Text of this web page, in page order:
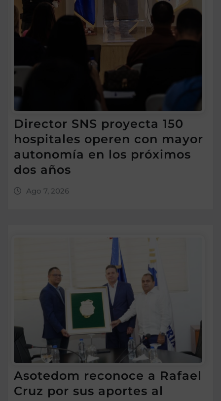
Director SNS proyecta 150
hospitales operen con mayor
autonomía en los próximos
dos años
Ago 7, 2026
Asotedom reconoce a Rafael
Cruz por sus aportes al